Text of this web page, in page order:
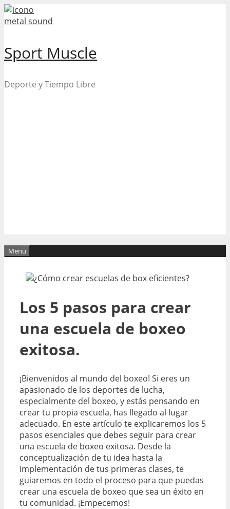
Skip
to
Sport Muscle
Deporte y Tiempo Libre
Menu
Los 5 pasos para crear
una escuela de boxeo
exitosa.
¡Bienvenidos al mundo del boxeo! Si eres un
apasionado de los deportes de lucha,
especialmente del boxeo, y estás pensando en
crear tu propia escuela, has llegado al lugar
adecuado. En este artículo te explicaremos los 5
pasos esenciales que debes seguir para crear
una escuela de boxeo exitosa. Desde la
conceptualización de tu idea hasta la
implementación de tus primeras clases, te
guiaremos en todo el proceso para que puedas
crear una escuela de boxeo que sea un éxito en
tu comunidad. ¡Empecemos!